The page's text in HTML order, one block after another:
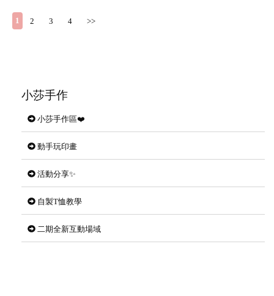
1 2 3 4 >>
小莎手作
小莎手作區❤️
動手玩印畫
活動分享✨
自製T恤教學
二期全新互動場域